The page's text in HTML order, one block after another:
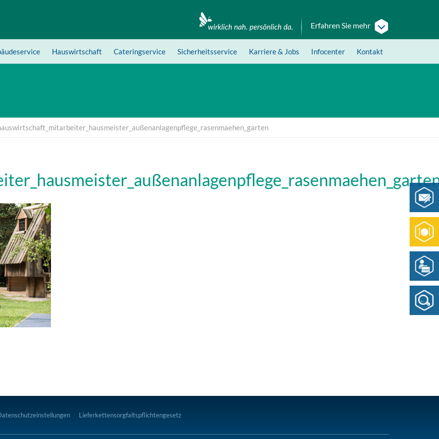
Erfahren Sie mehr
Hauswirtschaft Cateringservice Sicherheitsservice Karriere& Jobs Infocenter Kontakt
Lieferkettensorgfaltspflichtengesetz